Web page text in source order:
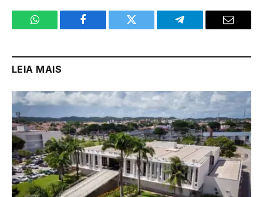
WhatsApp Facebook Twitter Telegram Email
LEIA MAIS